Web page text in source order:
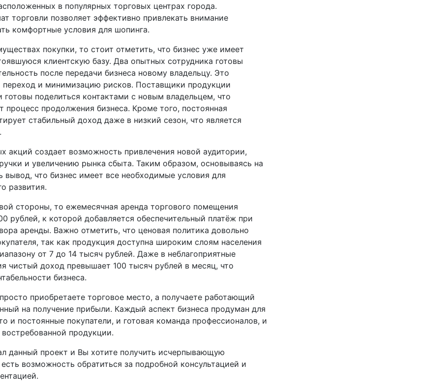
в популярных торговых центрах города.
торговли позволяет эффективно привлекать внимание
комфортные условия для шопинга.
покупки, то стоит отметить, что бизнес уже имеет
клиентскую базу. Два опытных сотрудника готовы
после передачи бизнеса новому владельцу. Это
переход и минимизацию рисков. Поставщики продукции
поделиться контактами с новым владельцем, что
процесс продолжения бизнеса. Кроме того, постоянная
стабильный доход даже в низкий сезон, что является
акций создает возможность привлечения новой аудитории,
и увеличению рынка сбыта. Таким образом, основываясь на
вывод, что бизнес имеет все необходимые условия для
развития.
стороны, то ежемесячная аренда торгового помещения
рублей, к которой добавляется обеспечительный платёж при
аренды. Важно отметить, что ценовая политика довольно
так как продукция доступна широким слоям населения
от 7 до 14 тысяч рублей. Даже в неблагоприятные
чистый доход превышает 100 тысяч рублей в месяц, что
бизнеса.
приобретаете торговое место, а получаете работающий
на получение прибыли. Каждый аспект бизнеса продуман для
и постоянные покупатели, и готовая команда профессионалов, и
продукции.
данный проект и Вы хотите получить исчерпывающую
возможность обратиться за подробной консультацией и